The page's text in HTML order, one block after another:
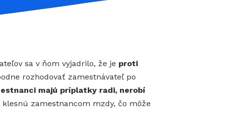
sa v ňom vyjadrilo, že je proti
rozhodovať zamestnávateľ po
majú príplatky radi, nerobí
zamestnancom mzdy, čo môže